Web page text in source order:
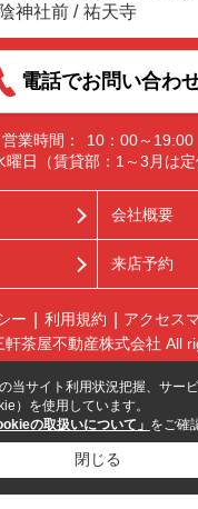
神社前 / 祐天寺
電話でお問い合わ
営業時間：
10：00～19:00
曜日（賃貸部：1～3月は定
会社概要
来店予約
ー 利用規約 アクセス
茶屋不動産株式会社 All
当サイト利用状況把握、サー
）を使用しています。
の取扱いについて」 をご確
閉じる